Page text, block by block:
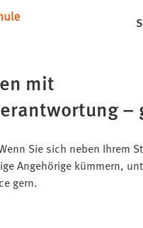
mit
–
Sie sich neben Ihrem
Angehörige kümmern,
gern.